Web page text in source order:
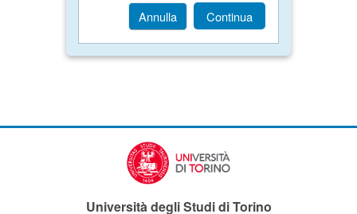
Annulla Continua
Università degli Studi di Torino